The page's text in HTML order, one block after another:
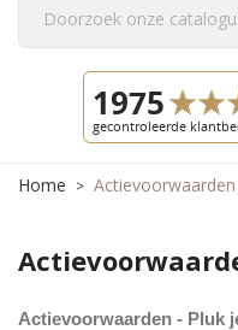
Home Actievoorwaarden
Actievoorwaarden - Pluk